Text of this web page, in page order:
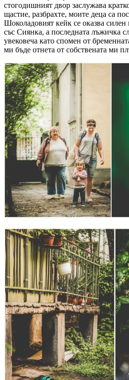
стогодишният двор заслужава
щастие, разбрахте, моите деца са
Шоколадовият кейк се оказва силен
със Сиянка, а последната лъжичка
увековеча като спомен от
ми бъде отнета от собствената ми